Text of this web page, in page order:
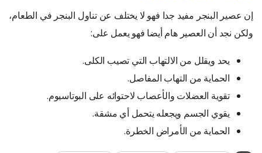
إن عصير البنجر مفيد جدا فهو لا يختلف عن تناول البنجر في الطعام،
ولكن نجد أن العصير هام أيضا فهو يعمل على:
يحد ويقلل من الالتهاب التي تصيب الكلى.
الحماية من التهاب المفاصل.
تقوية العضلات والأعصاب لاحتوائه على البوتاسيوم.
يقوي الجسم ويجعله يتحمل أي مشقة.
الحماية من الأمراض الخطرة.